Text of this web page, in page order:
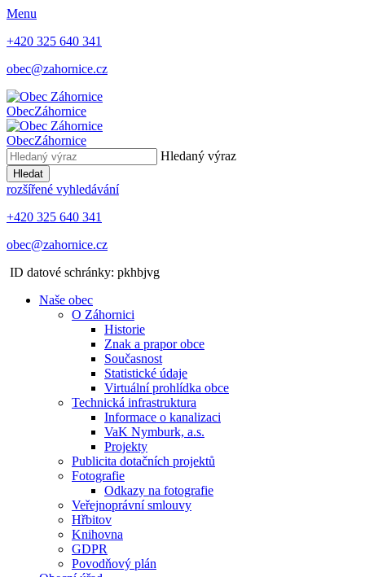
Menu
+420 325 640 341
obec@zahornice.cz
ObecZáhornice
ObecZáhornice
Hledaný výraz
Hledat
rozšířené vyhledávání
+420 325 640 341
obec@zahornice.cz
ID datové schránky: pkhbjvg
Naše obec
O Záhornici
Historie
Znak a prapor obce
Současnost
Statistické údaje
Virtuální prohlídka obce
Technická infrastruktura
Informace o kanalizaci
VaK Nymburk, a.s.
Projekty
Publicita dotačních projektů
Fotografie
Odkazy na fotografie
Veřejnoprávní smlouvy
Hřbitov
Knihovna
GDPR
Povodňový plán